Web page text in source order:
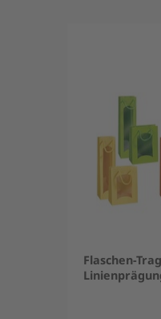
Flaschen-